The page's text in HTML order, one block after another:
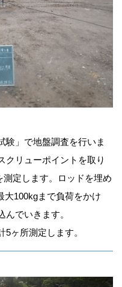
験」で地盤調査を行いま
クリューポイントを取り
定します。ロッドを埋め
大100kgまで負荷をかけ
でいきます。
ヶ所測定します。